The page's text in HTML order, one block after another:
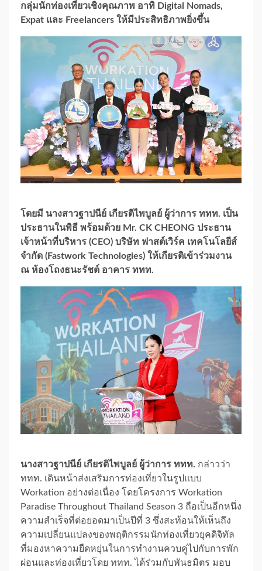
กลุ่มนักท่องเที่ยวเชิงคุณภาพ อาทิ Digital Nomads,
Expat และ Freelancers ให้มีประสิทธิภาพยิ่งขึ้น
โดยมี นางสาวฐาปนีย์ เกียรติไพบูลย์ ผู้ว่าการ ททท. เป็น
ประธานในพิธี พร้อมด้วย Mr. CK CHEONG ประธาน
เจ้าหน้าที่บริหาร (CEO) บริษัท ฟาสต์เวิร์ค เทคโนโลยีส์
จำกัด (Fastwork Technologies) ให้เกียรติเข้าร่วมงาน
ณ ห้องโถงธนะรัชต์ อาคาร ททท.
นางสาวฐาปนีย์ เกียรติไพบูลย์ ผู้ว่าการ ททท. กล่าวว่า
ททท. เดินหน้าส่งเสริมการท่องเที่ยวในรูปแบบ
Workation อย่างต่อเนื่อง โดยโครงการ Workation
Paradise Throughout Thailand Season 3 ถือเป็นอีกหนึ่ง
ความสำเร็จที่ต่อยอดมาเป็นปีที่ 3 ซึ่งสะท้อนให้เห็นถึง
ความเปลี่ยนแปลงของพฤติกรรมนักท่องเที่ยวยุคดิจิทัล
ที่มองหาความยืดหยุ่นในการทำงานควบคู่ไปกับการพัก
ผ่อนและท่องเที่ยวโดย ททท. ได้ร่วมกับพันธมิตร มอบ